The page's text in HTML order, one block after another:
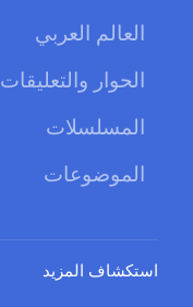
العالم العربي
الحوار والتعليقات
المسلسلات
الموضوعات
استكشاف المزيد